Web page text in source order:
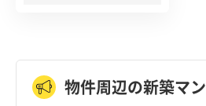
物件周辺の新築マ